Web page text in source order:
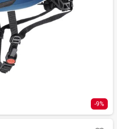
-9%